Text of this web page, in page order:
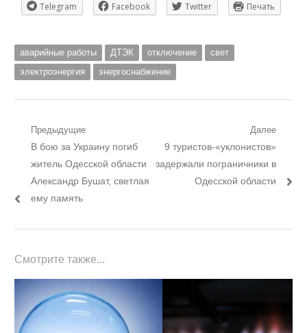
Telegram Facebook Twitter Печать
аварийные работы ДТЭК отключение
свет
электроэнергия
энергоснабжение
Навигация
по
записям
Предыдущие
Предыдущий
пост:
В бою за Украину погиб
житель Одесской области
Александр Бушат, светлая
ему память
Далее
Следующий
пост:
9 туристов-«уклонистов»
задержали пограничники в
Одесской области
Смотрите также...